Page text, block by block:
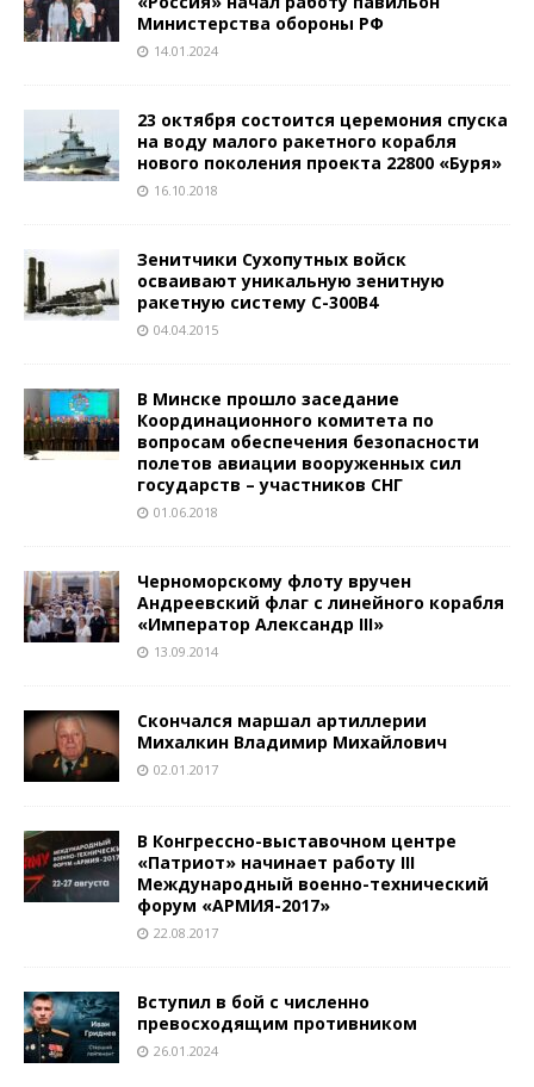
Министерства обороны РФ
14.01.2024
23 октября состоится церемония спуска
на воду малого ракетного корабля
нового поколения проекта 22800 «Буря»
16.10.2018
Зенитчики Сухопутных войск
осваивают уникальную зенитную
ракетную систему С-300В4
04.04.2015
В Минске прошло заседание
Координационного комитета по
вопросам обеспечения безопасности
полетов авиации вооруженных сил
государств – участников СНГ
01.06.2018
Черноморскому флоту вручен
Андреевский флаг с линейного корабля
«Император Александр III»
13.09.2014
Скончался маршал артиллерии
Михалкин Владимир Михайлович
02.01.2017
В Конгрессно-выставочном центре
«Патриот» начинает работу III
Международный военно-технический
форум «АРМИЯ-2017»
22.08.2017
Вступил в бой с численно
превосходящим противником
26.01.2024